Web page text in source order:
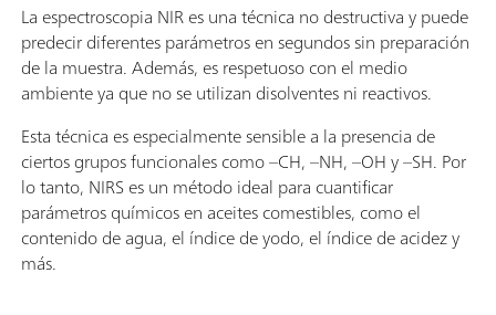
La espectroscopia NIR es una técnica no destructiva y puede
predecir diferentes parámetros en segundos sin preparación
de la muestra. Además, es respetuoso con el medio
ambiente ya que no se utilizan disolventes ni reactivos.
Esta técnica es especialmente sensible a la presencia de
ciertos grupos funcionales como –CH, –NH, –OH y –SH. Por
lo tanto, NIRS es un método ideal para cuantificar
parámetros químicos en aceites comestibles, como el
contenido de agua, el índice de yodo, el índice de acidez y
más.